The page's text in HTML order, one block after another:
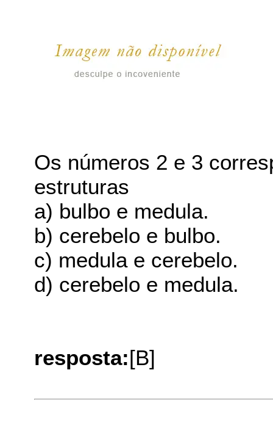
Os números 2 e 3
estruturas
a) bulbo e medula.
b) cerebelo e bulbo.
c) medula e cerebelo.
d) cerebelo e medula.
resposta:[B]